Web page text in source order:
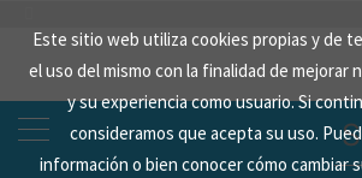
Este sitio web utiliza cookies propias y de
el uso del mismo con la finalidad de mejorar
y su experiencia como usuario. Si
consideramos que acepta su uso.
información o bien conocer cómo cambiar
content